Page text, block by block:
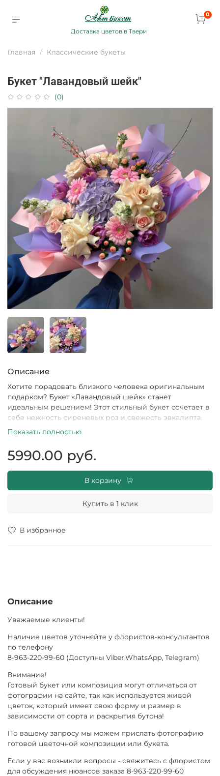
Доставка цветов в Твери
0
Главная Классические букеты
Букет "Лавандовый шейк"
(0)
В избранное
Описание
Хотите порадовать близкого человека оригинальным
подарком? Букет «Лавандовый шейк» станет
идеальным решением! Этот стильный букет сочетает в
себе нежность сиреневых роз и свежесть эвкалипта.
Лавандовая дымка окутывает каждую розу, создавая
подойдет как любителям классических композиций,
так и тем, кто ценит необычные решения. Заказав букет
«Лавандовый шейк», Вы подарите своим родным и
друзьям море позитива и ярких эмоций!
Показать полностью
5990.00 руб.
В корзину
Купить в 1 клик
Описание
Уважаемые клиенты!
Наличие цветов уточняйте у флористов-консультантов
по телефону
8-963-220-99-60 (Доступны Viber,WhatsApp, Telegram)
Внимание!
Готовый букет или композиция могут отличаться от
фотографии на сайте, так как используется живой
цветок, который имеет свою форму и размер в
зависимости от сорта и раскрытия бутона!
По вашему запросу мы можем прислать фотографию
готовой цветочной композиции или букета.
Если у вас возникли вопросы - свяжитесь с флористом
для обсуждения нюансов заказа 8-963-220-99-60